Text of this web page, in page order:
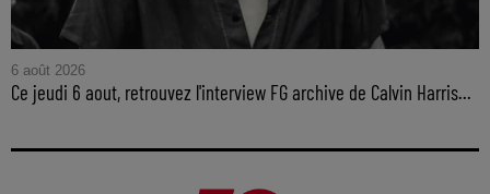
6 août 2026
Ce jeudi 6 aout, retrouvez l'interview FG archive de Calvin Harris...